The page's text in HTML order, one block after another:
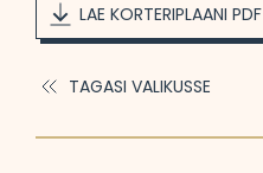
LAE KORTERIPLAANI PDF
TAGASI VALIKUSSE